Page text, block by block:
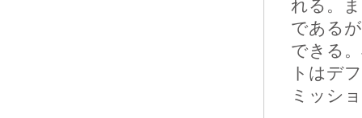
れる。
である
できる
トはデ
ミッシ